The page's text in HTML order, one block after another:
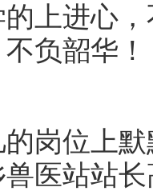
上进心
负韶华
的岗位上
医站站